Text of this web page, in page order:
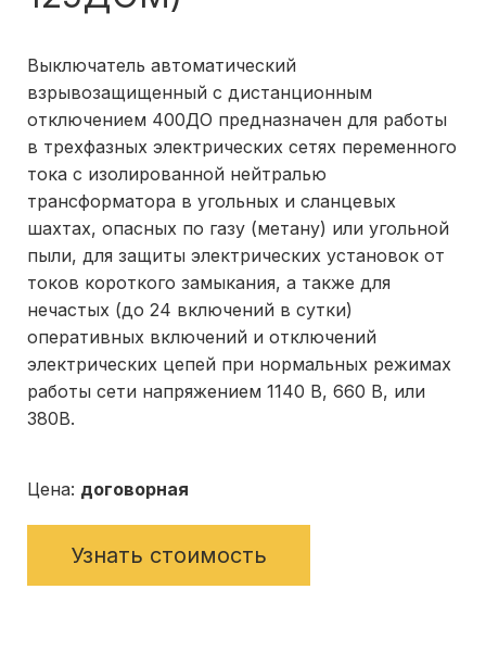
Выключатель автоматический
взрывозащищенный с дистанционным
отключением 400ДО предназначен для работы
в трехфазных электрических сетях переменного
тока с изолированной нейтралью
трансформатора в угольных и сланцевых
шахтах, опасных по газу (метану) или угольной
пыли, для защиты электрических установок от
токов короткого замыкания, а также для
нечастых (до 24 вклю­чений в сутки)
оперативных включений и отключений
электричес­ких цепей при нормальных режимах
работы сети напряжением 1140 В, 660 В, или
380В.
Цена: договорная
Узнать стоимость